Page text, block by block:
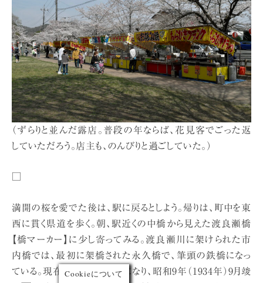
（ずらりと並んだ露店。普段の年ならば、花見客でごった返
していただろう。店主も、のんびりと過ごしていた。）
満開の桜を愛でた後は、駅に戻るとしよう。帰りは、町中を東
西に貫く県道を歩く。朝、駅近くの中橋から見えた渡良瀬橋
【橋マーカー】に少し寄ってみる。渡良瀬川に架けられた市
内橋では、最初に架橋された永久橋で、筆頭の鉄橋になっ
ている。現在の鉄橋は3代目になり、昭和9年（1934年）9月竣
Cookieについて